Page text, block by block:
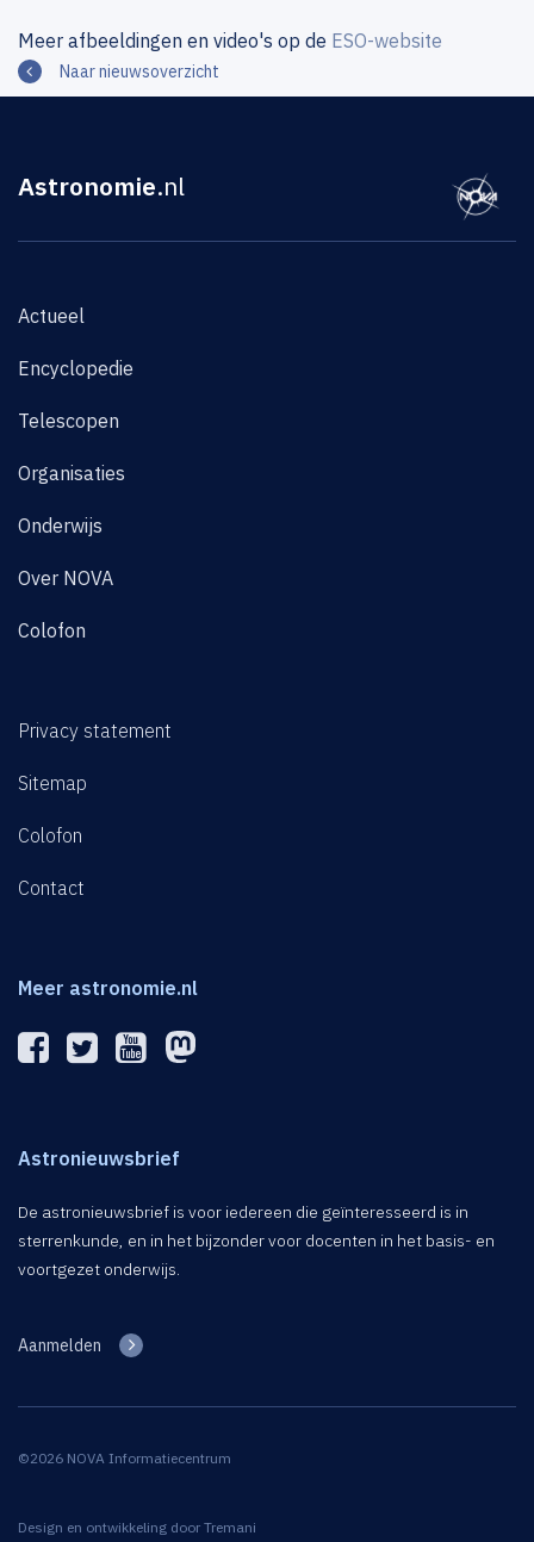
Meer afbeeldingen en video's op de ESO-website
Naar nieuwsoverzicht
Astronomie.nl
Actueel
Encyclopedie
Telescopen
Organisaties
Onderwijs
Over NOVA
Colofon
Privacy statement
Sitemap
Colofon
Contact
Meer astronomie.nl
Astronieuwsbrief
De astronieuwsbrief is voor iedereen die geïnteresseerd is in
sterrenkunde, en in het bijzonder voor docenten in het basis- en
voortgezet onderwijs.
Aanmelden
©2026 NOVA Informatiecentrum
Design en ontwikkeling door Tremani